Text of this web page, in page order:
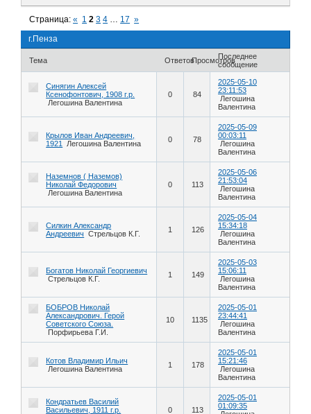
г.Пенза
Страница:« 1 2 3 4 … 17 »
Тема ОтветовПросмотровПоследнее
сообщение
Синягин Алексей
Ксенофонтович, 1908 г.р.
Легошина Валентина
0 84
2025-05-10
23:11:53
Легошина
Валентина
Крылов Иван Андреевич,
1921
Легошина Валентина 0 78
2025-05-09
00:03:11
Легошина
Валентина
Наземнов ( Наземов)
Николай Федорович
Легошина Валентина
0 113
2025-05-06
21:53:04
Легошина
Валентина
Силкин Александр
Андреевич
Стрельцов К.Г. 1 126
2025-05-04
15:34:18
Легошина
Валентина
Богатов Николай Георгиевич
Стрельцов К.Г.
1 149
2025-05-03
15:06:11
Легошина
Валентина
БОБРОВ Николай
Александрович. Герой
Советского Союза.
Порфирьева Г.И.
10 1135
2025-05-01
23:44:41
Легошина
Валентина
Котов Владимир Ильич
Легошина Валентина
1 178
2025-05-01
15:21:46
Легошина
Валентина
Кондратьев Василий
Васильевич, 1911 г.р.
0 113
2025-05-01
01:09:35